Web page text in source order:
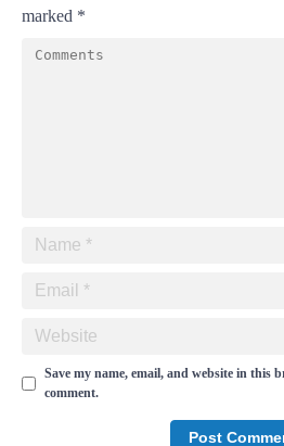
marked *
Save my name, email, and website in this
comment.